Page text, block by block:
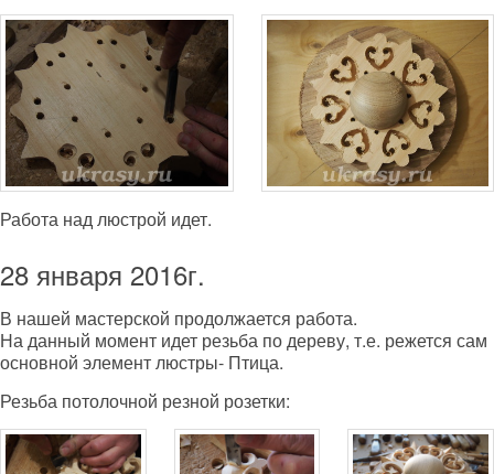
Работа над люстрой идет.
28 января 2016г.
В нашей мастерской продолжается работа.
На данный момент идет резьба по дереву, т.е. режется сам
основной элемент люстры- Птица.
Резьба потолочной резной розетки: